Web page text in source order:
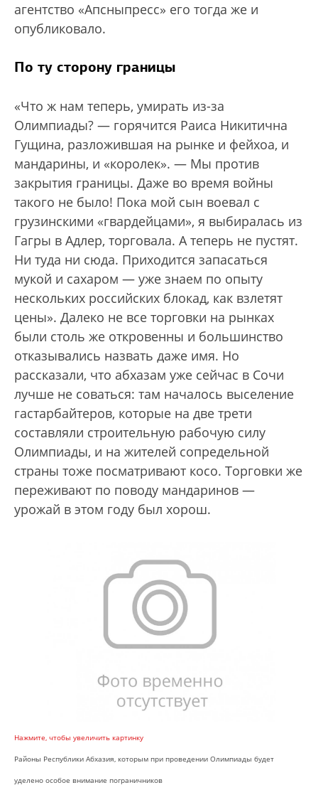
агентство «Апсныпресс» его тогда же и
опубликовало.
По ту сторону границы
«Что ж нам теперь, умирать из-за
Олимпиады? — горячится Раиса Никитична
Гущина, разложившая на рынке и фейхоа, и
мандарины, и «королек». — Мы против
закрытия границы. Даже во время войны
такого не было! Пока мой сын воевал с
грузинскими «гвардейцами», я выбиралась из
Гагры в Адлер, торговала. А теперь не пустят.
Ни туда ни сюда. Приходится запасаться
мукой и сахаром — уже знаем по опыту
нескольких российских блокад, как взлетят
цены». Далеко не все торговки на рынках
были столь же откровенны и большинство
отказывались назвать даже имя. Но
рассказали, что абхазам уже сейчас в Сочи
лучше не соваться: там началось выселение
гастарбайтеров, которые на две трети
составляли строительную рабочую силу
Олимпиады, и на жителей сопредельной
страны тоже посматривают косо. Торговки же
переживают по поводу мандаринов —
урожай в этом году был хорош.
Нажмите, чтобы увеличить картинку
Районы Республики Абхазия, которым при проведении Олимпиады будет
уделено особое внимание пограничников